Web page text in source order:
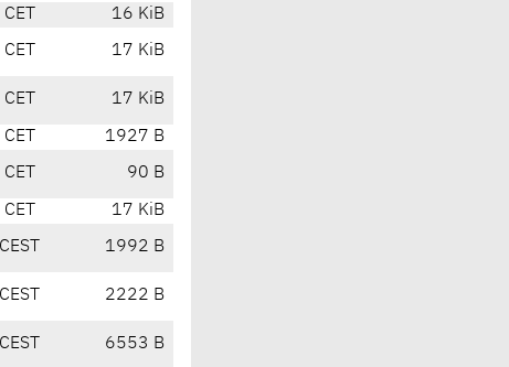
16 KiB
17 KiB
17 KiB
1927 B
90 B
17 KiB
1992 B
2222 B
6553 B